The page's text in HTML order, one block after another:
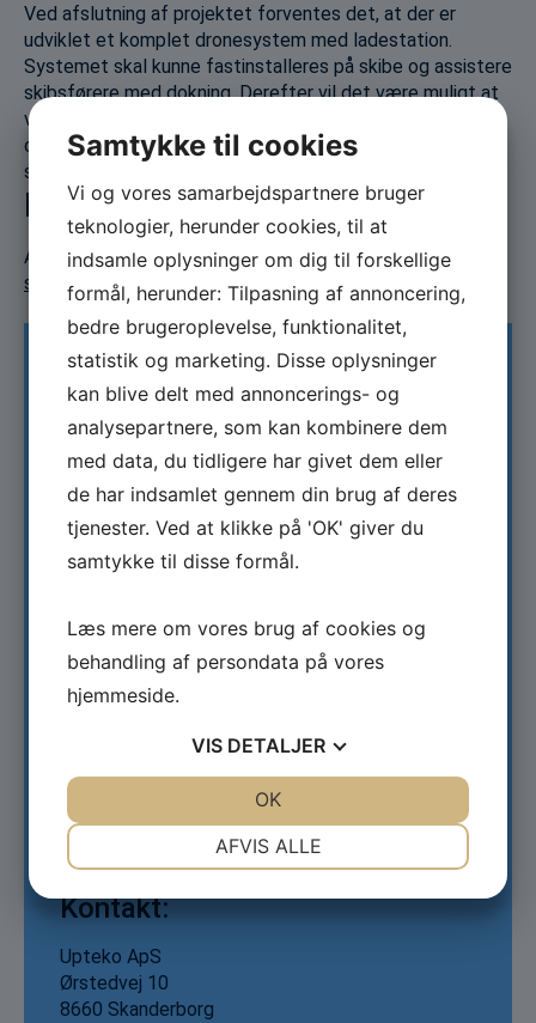
Ved afslutning af projektet forventes det, at der er
udviklet et komplet dronesystem med ladestation.
Systemet skal kunne fastinstalleres på skibe og assistere
skibsførere med dokning. Derefter vil det være muligt at
videreudvikle systemet til også at kunne løse andre
opgaver, samtidig med at det markedsføres og sælges
som et komplet system til rederierne.
Projektresultat
Afsluttende projektrapport kan ses her:Project results
summary
Information
Projektnavn:
Autonomt Dronesystem
Erhvervsmæssigt
Tema:
Maritime Erhvervsprojekter
Kontakt:
Upteko ApS
Ørstedvej 10
8660 Skanderborg
Samtykke til cookies
Vi og vores samarbejdspartnere bruger
teknologier, herunder cookies, til at
indsamle oplysninger om dig til forskellige
formål, herunder: Tilpasning af annoncering,
bedre brugeroplevelse, funktionalitet,
statistik og marketing. Disse oplysninger
kan blive delt med annoncerings- og
analysepartnere, som kan kombinere dem
med data, du tidligere har givet dem eller
de har indsamlet gennem din brug af deres
tjenester. Ved at klikke på 'OK' giver du
samtykke til disse formål.
Læs mere om vores brug af cookies og
behandling af persondata på vores
hjemmeside.
VIS DETALJER
MARKETING
AFVIS ALLE
OK